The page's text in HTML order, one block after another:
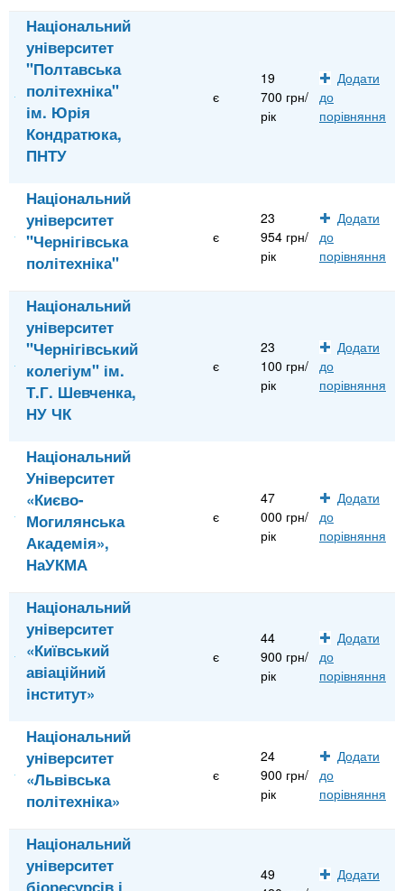
Національний
університет
"Полтавська
політехніка"
ім. Юрія
Кондратюка,
ПНТУ
є
19
700 грн/
рік
Додати
до
порівняння
Національний
університет
"Чернігівська
політехніка"
є
23
954 грн/
рік
Додати
до
порівняння
Національний
університет
"Чернігівський
колегіум" ім.
Т.Г. Шевченка,
НУ ЧК
є
23
100 грн/
рік
Додати
до
порівняння
Національний
Університет
«Києво-
Могилянська
Академія»,
НаУКМА
є
47
000 грн/
рік
Додати
до
порівняння
Національний
університет
«Київський
авіаційний
інститут»
є
44
900 грн/
рік
Додати
до
порівняння
Національний
університет
«Львівська
політехніка»
є
24
900 грн/
рік
Додати
до
порівняння
Національний
університет
біоресурсів і
49
Додати